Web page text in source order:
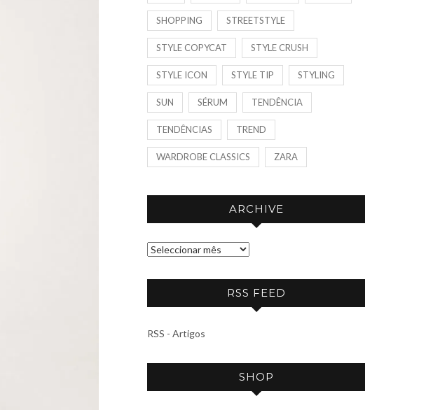
SHOPPING STREETSTYLE
STYLE COPYCAT STYLE CRUSH
STYLE ICON STYLE TIP STYLING
SUN SÉRUM TENDÊNCIA
TENDÊNCIAS TREND
WARDROBE CLASSICS ZARA
ARCHIVE
A
V
RSS FEED
RSS - Artigos
SHOP